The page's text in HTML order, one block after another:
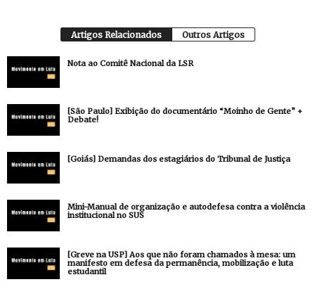
Artigos Relacionados Outros Artigos
Nota ao Comitê Nacional da LSR
[São Paulo] Exibição do documentário “Moinho de Gente” +
Debate!
[Goiás] Demandas dos estagiários do Tribunal de Justiça
Mini-Manual de organização e autodefesa contra a violência
institucional no SUS
[Greve na USP] Aos que não foram chamados à mesa: um
manifesto em defesa da permanência, mobilização e luta
estudantil